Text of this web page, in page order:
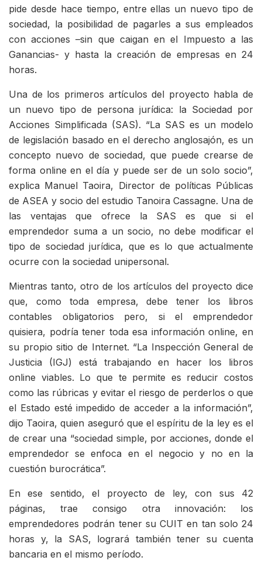
pide desde hace tiempo, entre ellas un nuevo tipo de
sociedad, la posibilidad de pagarles a sus empleados
con acciones –sin que caigan en el Impuesto a las
Ganancias- y hasta la creación de empresas en 24
horas.
Una de los primeros artículos del proyecto habla de
un nuevo tipo de persona jurídica: la Sociedad por
Acciones Simplificada (SAS). “La SAS es un modelo
de legislación basado en el derecho anglosajón, es un
concepto nuevo de sociedad, que puede crearse de
forma online en el día y puede ser de un solo socio”,
explica Manuel Taoira, Director de políticas Públicas
de ASEA y socio del estudio Tanoira Cassagne. Una de
las ventajas que ofrece la SAS es que si el
emprendedor suma a un socio, no debe modificar el
tipo de sociedad jurídica, que es lo que actualmente
ocurre con la sociedad unipersonal.
Mientras tanto, otro de los artículos del proyecto dice
que, como toda empresa, debe tener los libros
contables obligatorios pero, si el emprendedor
quisiera, podría tener toda esa información online, en
su propio sitio de Internet. “La Inspección General de
Justicia (IGJ) está trabajando en hacer los libros
online viables. Lo que te permite es reducir costos
como las rúbricas y evitar el riesgo de perderlos o que
el Estado esté impedido de acceder a la información”,
dijo Taoira, quien aseguró que el espíritu de la ley es el
de crear una “sociedad simple, por acciones, donde el
emprendedor se enfoca en el negocio y no en la
cuestión burocrática”.
En ese sentido, el proyecto de ley, con sus 42
páginas, trae consigo otra innovación: los
emprendedores podrán tener su CUIT en tan solo 24
horas y, la SAS, logrará también tener su cuenta
bancaria en el mismo período.